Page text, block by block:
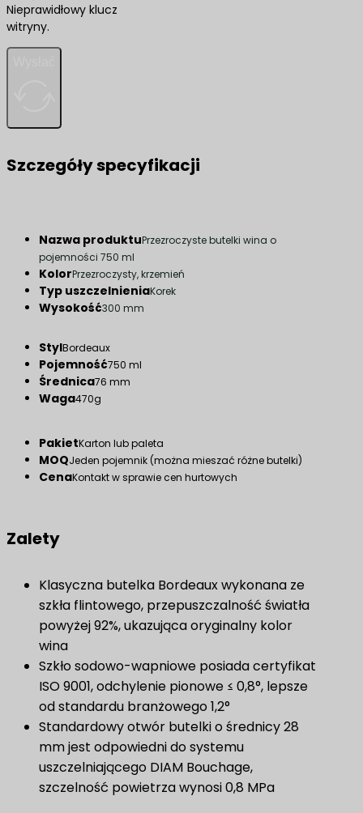
Nieprawidłowy klucz
witryny.
Szczegóły specyfikacji
Nazwa produktuPrzezroczyste butelki wina o
pojemności 750 ml
KolorPrzezroczysty, krzemień
Typ uszczelnieniaKorek
Wysokość300 mm
StylBordeaux
Pojemność750 ml
Średnica76 mm
Waga470g
PakietKarton lub paleta
MOQJeden pojemnik (można mieszać różne butelki)
CenaKontakt w sprawie cen hurtowych
Zalety
Klasyczna butelka Bordeaux wykonana ze
szkła flintowego, przepuszczalność światła
powyżej 92%, ukazująca oryginalny kolor
wina
Szkło sodowo-wapniowe posiada certyfikat
ISO 9001, odchylenie pionowe ≤ 0,8°, lepsze
od standardu branżowego 1,2°
Standardowy otwór butelki o średnicy 28
mm jest odpowiedni do systemu
uszczelniającego DIAM Bouchage,
szczelność powietrza wynosi 0,8 MPa